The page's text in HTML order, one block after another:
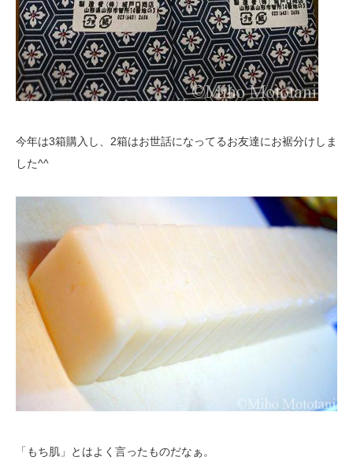
今年は3箱購入し、2箱はお世話になってるお友達にお裾分けしま
した^^
「もち肌」とはよく言ったものだなぁ。